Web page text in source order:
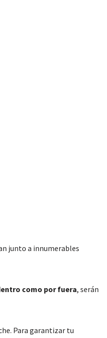
junto a innumerables
como por fuera, serán
Para garantizar tu